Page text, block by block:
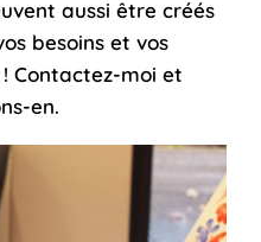
aussi être créés
besoins et vos
Contactez-moi et
en.